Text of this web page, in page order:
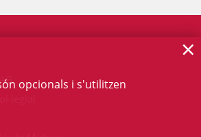
opcionals i s'utilitzen
×